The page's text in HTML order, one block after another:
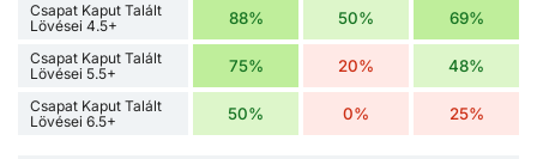
Csapat Kaput Talált
Lövései 4.5+
88% 50% 69%
Csapat Kaput Talált
Lövései 5.5+
75% 20% 48%
Csapat Kaput Talált
Lövései 6.5+
50% 0% 25%